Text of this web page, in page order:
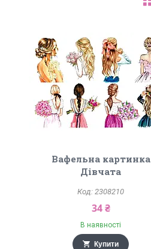
Вафельна картинка
Дівчата
2308210
34 ₴
В наявності
Купити